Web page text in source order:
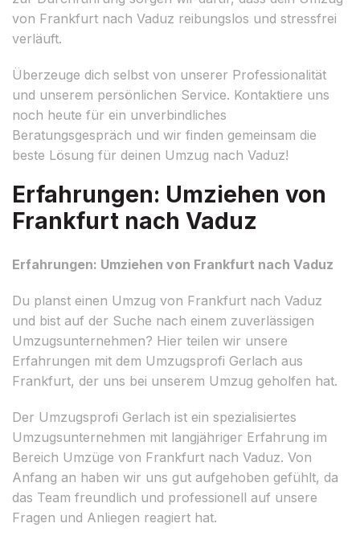
von Frankfurt nach Vaduz reibungslos und stressfrei
verläuft.
Überzeuge dich selbst von unserer Professionalität
und unserem persönlichen Service. Kontaktiere uns
noch heute für ein unverbindliches
Beratungsgespräch und wir finden gemeinsam die
beste Lösung für deinen Umzug nach Vaduz!
Erfahrungen: Umziehen von
Frankfurt nach Vaduz
Erfahrungen: Umziehen von Frankfurt nach Vaduz
Du planst einen Umzug von Frankfurt nach Vaduz
und bist auf der Suche nach einem zuverlässigen
Umzugsunternehmen? Hier teilen wir unsere
Erfahrungen mit dem Umzugsprofi Gerlach aus
Frankfurt, der uns bei unserem Umzug geholfen hat.
Der Umzugsprofi Gerlach ist ein spezialisiertes
Umzugsunternehmen mit langjähriger Erfahrung im
Bereich Umzüge von Frankfurt nach Vaduz. Von
Anfang an haben wir uns gut aufgehoben gefühlt, da
das Team freundlich und professionell auf unsere
Fragen und Anliegen reagiert hat.